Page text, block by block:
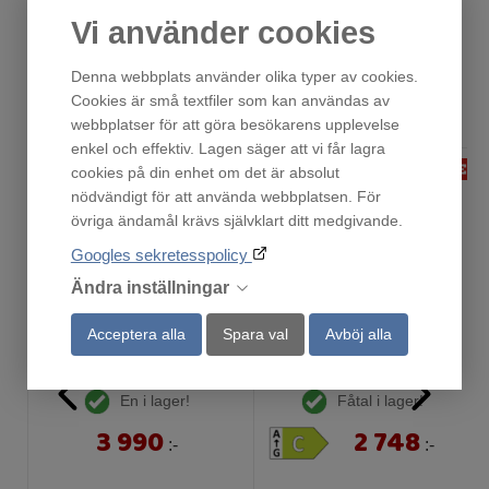
Vi använder cookies
Denna webbplats använder olika typer av cookies.
Cookies är små textfiler som kan användas av
webbplatser för att göra besökarens upplevelse
enkel och effektiv. Lagen säger att vi får lagra
cookies på din enhet om det är absolut
nödvändigt för att använda webbplatsen. För
övriga ändamål krävs självklart ditt medgivande.
Googles sekretesspolicy
Ändra inställningar
Acceptera alla Spara val Avböj alla
Andra har också tittat på
En i lager!
3 990 :-
Fåtal i lager!
2 748 :-